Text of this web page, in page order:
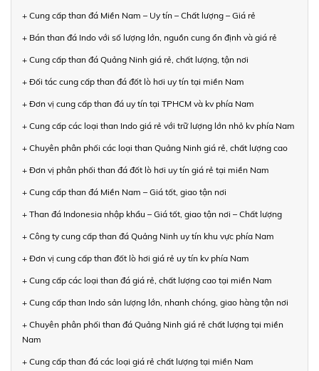
+ Cung cấp than đá Miền Nam – Uy tín – Chất lượng – Giá rẻ
+ Bán than đá Indo với số lượng lớn, nguồn cung ổn định và giá rẻ
+ Cung cấp than đá Quảng Ninh giá rẻ, chất lượng, tận nơi
+ Đối tác cung cấp than đá đốt lò hơi uy tín tại miền Nam
+ Đơn vị cung cấp than đá uy tín tại TPHCM và kv phía Nam
+ Cung cấp các loại than Indo giá rẻ với trữ lượng lớn nhỏ kv phía Nam
+ Chuyên phân phối các loại than Quảng Ninh giá rẻ, chất lượng cao
+ Đơn vị phân phối than đá đốt lò hơi uy tín giá rẻ tại miền Nam
+ Cung cấp than đá Miền Nam – Giá tốt, giao tận nơi
+ Than đá Indonesia nhập khẩu – Giá tốt, giao tận nơi – Chất lượng
+ Công ty cung cấp than đá Quảng Ninh uy tín khu vực phía Nam
+ Đơn vị cung cấp than đốt lò hơi giá rẻ uy tín kv phía Nam
+ Cung cấp các loại than đá giá rẻ, chất lượng cao tại miền Nam
+ Cung cấp than Indo sản lượng lớn, nhanh chóng, giao hàng tận nơi
+ Chuyên phân phối than đá Quảng Ninh giá rẻ chất lượng tại miền
Nam
+ Cung cấp than đá các loại giá rẻ chất lượng tại miền Nam